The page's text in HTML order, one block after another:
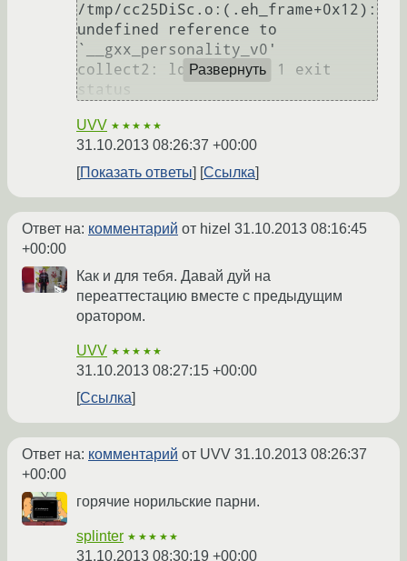
/tmp/cc25DiSc.o:(.eh_frame+0x12):
undefined reference to
`__gxx_personality_v0'
collect2: ld returned 1 exit
Развернуть
UVV ★★★★★
31.10.2013 08:26:37 +00:00
Показать ответы
Ссылка
Ответ на: комментарий от hizel 31.10.2013 08:16:45
+00:00
Как и для тебя. Давай дуй на
переаттестацию вместе с предыдущим
оратором.
UVV ★★★★★
31.10.2013 08:27:15 +00:00
Ссылка
Ответ на: комментарий от UVV 31.10.2013 08:26:37
+00:00
горячие норильские парни.
splinter ★★★★★
31.10.2013 08:30:19 +00:00